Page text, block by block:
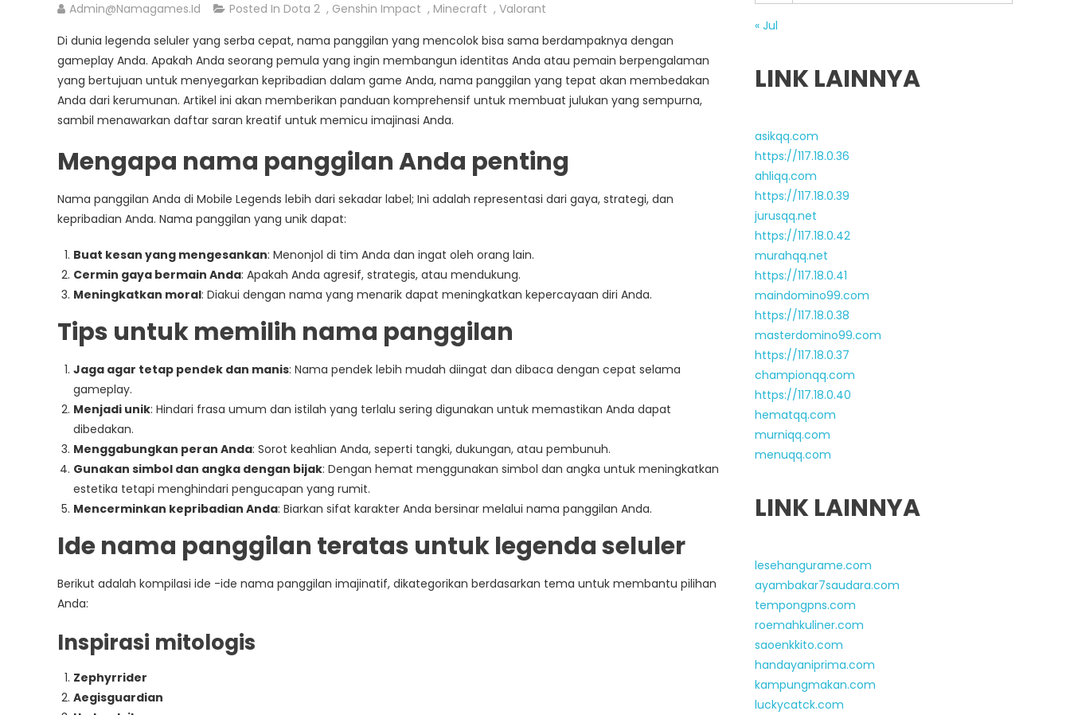
Admin@namagames.id Posted In Dota 2 , Genshin Impact , Minecraft , Valorant
Di dunia legenda seluler yang serba cepat, nama panggilan yang mencolok bisa sama berdampaknya dengan
gameplay Anda. Apakah Anda seorang pemula yang ingin membangun identitas Anda atau pemain berpengalaman
yang bertujuan untuk menyegarkan kepribadian dalam game Anda, nama panggilan yang tepat akan membedakan
Anda dari kerumunan. Artikel ini akan memberikan panduan komprehensif untuk membuat julukan yang sempurna,
sambil menawarkan daftar saran kreatif untuk memicu imajinasi Anda.
Mengapa nama panggilan Anda penting
Nama panggilan Anda di Mobile Legends lebih dari sekadar label; Ini adalah representasi dari gaya, strategi, dan
kepribadian Anda. Nama panggilan yang unik dapat:
Buat kesan yang mengesankan: Menonjol di tim Anda dan ingat oleh orang lain.
Cermin gaya bermain Anda: Apakah Anda agresif, strategis, atau mendukung.
Meningkatkan moral: Diakui dengan nama yang menarik dapat meningkatkan kepercayaan diri Anda.
Tips untuk memilih nama panggilan
Jaga agar tetap pendek dan manis: Nama pendek lebih mudah diingat dan dibaca dengan cepat selama
gameplay.
Menjadi unik: Hindari frasa umum dan istilah yang terlalu sering digunakan untuk memastikan Anda dapat
dibedakan.
Menggabungkan peran Anda: Sorot keahlian Anda, seperti tangki, dukungan, atau pembunuh.
Gunakan simbol dan angka dengan bijak: Dengan hemat menggunakan simbol dan angka untuk meningkatkan
estetika tetapi menghindari pengucapan yang rumit.
Mencerminkan kepribadian Anda: Biarkan sifat karakter Anda bersinar melalui nama panggilan Anda.
Ide nama panggilan teratas untuk legenda seluler
Berikut adalah kompilasi ide -ide nama panggilan imajinatif, dikategorikan berdasarkan tema untuk membantu pilihan
Anda:
Inspirasi mitologis
Zephyrrider
Aegisguardian
« Jul
LINK LAINNYA
asikqq.com
https://117.18.0.36
ahliqq.com
https://117.18.0.39
jurusqq.net
https://117.18.0.42
murahqq.net
https://117.18.0.41
maindomino99.com
https://117.18.0.38
masterdomino99.com
https://117.18.0.37
championqq.com
https://117.18.0.40
hematqq.com
murniqq.com
menuqq.com
LINK LAINNYA
lesehangurame.com
ayambakar7saudara.com
tempongpns.com
roemahkuliner.com
saoenkkito.com
handayaniprima.com
kampungmakan.com
luckycatck.com